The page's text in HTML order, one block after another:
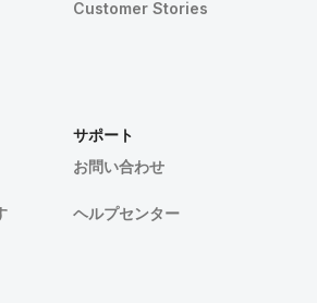
Customer Stories
サポート
お問い合わせ
ヘルプセンター